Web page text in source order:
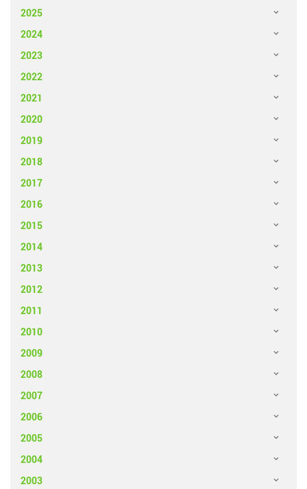
2025
2024
2023
2022
2021
2020
2019
2018
2017
2016
2015
2014
2013
2012
2011
2010
2009
2008
2007
2006
2005
2004
2003